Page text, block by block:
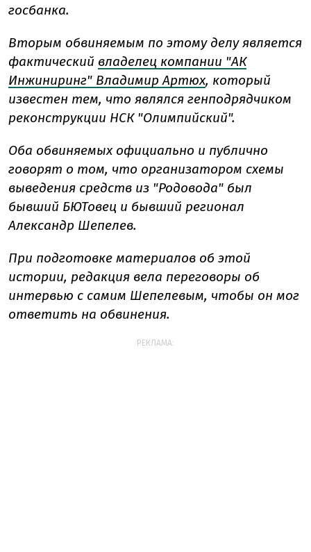
госбанка.
Вторым обвиняемым по этому делу является
фактический владелец компании "АК
Инжиниринг" Владимир Артюх, который
известен тем, что являлся генподрядчиком
реконструкции НСК "Олимпийский".
Оба обвиняемых официально и публично
говорят о том, что организатором схемы
выведения средств из "Родовода" был
бывший БЮТовец и бывший регионал
Александр Шепелев.
При подготовке материалов об этой
истории, редакция вела переговоры об
интервью с самим Шепелевым, чтобы он мог
ответить на обвинения.
РЕКЛАМА: